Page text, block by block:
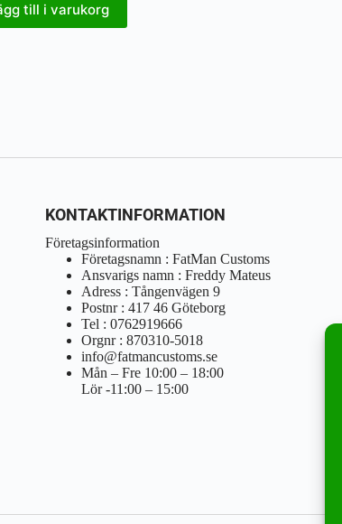
till i varukorg
KONTAKTINFORMATION
Företagsinformation
Företagsnamn : FatMan Customs
Ansvarigs namn : Freddy Mateus
Adress : Tångenvägen 9
Postnr : 417 46 Göteborg
Tel : 0762919666
Orgnr : 870310-5018
info@fatmancustoms.se
Mån – Fre 10:00 – 18:00
Lör -11:00 – 15:00